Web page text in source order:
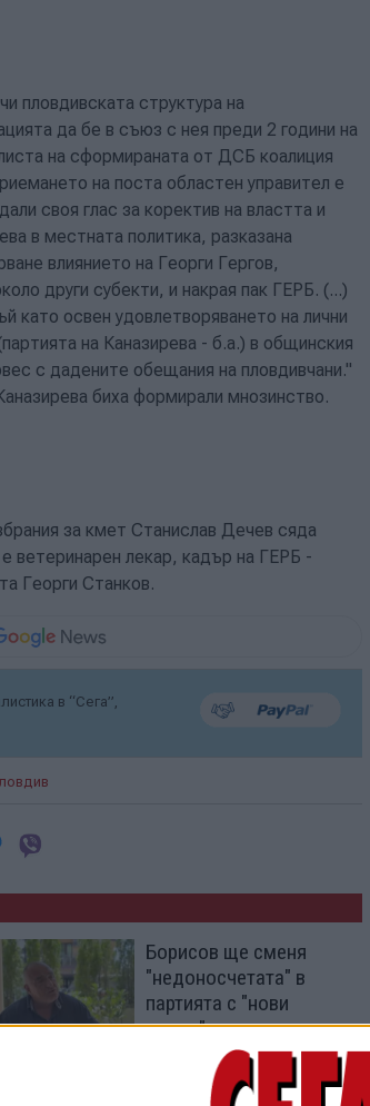
пловдивската структура на
да бе в съюз с нея преди 2 години на
на сформираната от ДСБ коалиция
на поста областен управител е
своя глас за коректив на властта и
в местната политика, разказана
влиянието на Георги Гергов,
други субекти, и накрая пак ГЕРБ. (...)
като освен удовлетворяването на лични
на Каназирева - б.а.) в общинския
с дадените обещания на пловдивчани."
биха формирали мнозинство.
за кмет Станислав Дечев сяда
ветеринарен лекар, кадър на ГЕРБ -
Георги Станков.
в “Сега”,
Борисов ще сменя
"недоносчетата" в
партията с "нови
умове"
05 Авг. 2026